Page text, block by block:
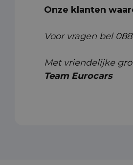
Onze klanten
Voor vragen bel
Met vriendelijke
Team Eurocars